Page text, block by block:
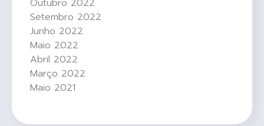
Outubro 2022
Setembro 2022
Junho 2022
Maio 2022
Abril 2022
Março 2022
Maio 2021